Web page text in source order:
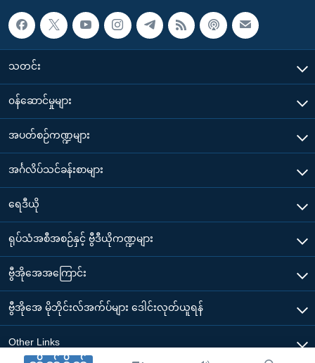
သတင်း
၀န်ဆောင်မှုများ
အပတ်စဉ်ကဏ္ဍများ
အင်္ဂလိပ်သင်ခန်းစာများ
ရေဒီယို
ရုပ်သံအစီအစဉ်နှင့် ဗွီဒီယိုကဏ္ဍများ
ဗွီအိုအေအကြောင်း
ဗွီအိုအေ မိုဘိုင်းလ်အက်ပ်များ ဒေါင်းလုတ်ယူရန်
Other Links